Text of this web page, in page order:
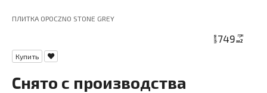
ПЛИТКА OPOCZNO STONE GREY
цена 749 грн
м2
Купить
Снято с производства